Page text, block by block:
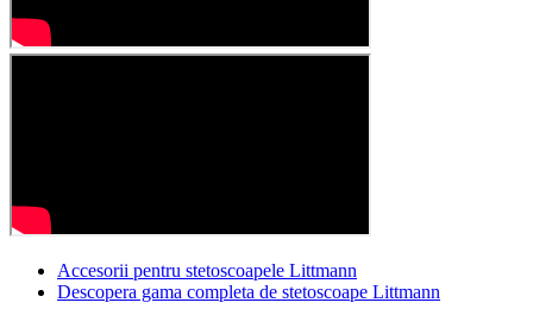
Accesorii pentru stetoscoapele Littmann
Descopera gama completa de stetoscoape Littmann